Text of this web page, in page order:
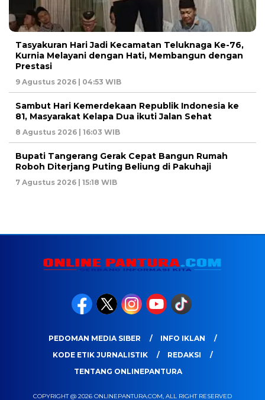
Tasyakuran Hari Jadi Kecamatan Teluknaga Ke-76,
Kurnia Melayani dengan Hati, Membangun dengan
Prestasi
9 Agustus 2026 | 04:53 WIB
Sambut Hari Kemerdekaan Republik Indonesia ke
81, Masyarakat Kelapa Dua ikuti Jalan Sehat
8 Agustus 2026 | 16:03 WIB
Bupati Tangerang Gerak Cepat Bangun Rumah
Roboh Diterjang Puting Beliung di Pakuhaji
7 Agustus 2026 | 15:18 WIB
PEDOMAN MEDIA SIBER
INFO IKLAN
KODE ETIK JURNALISTIK
REDAKSI
TENTANG ONLINEPANTURA
COPYRIGHT @ 2026 ONLINEPANTURA.COM, ALL RIGHT RESERVED